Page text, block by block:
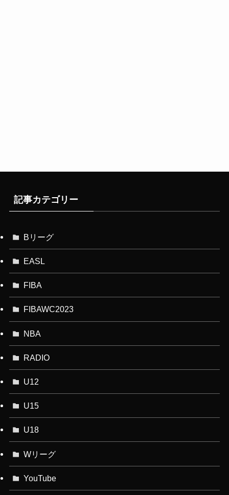
記事カテゴリー
Bリーグ
EASL
FIBA
FIBAWC2023
NBA
RADIO
U12
U15
U18
Wリーグ
YouTube